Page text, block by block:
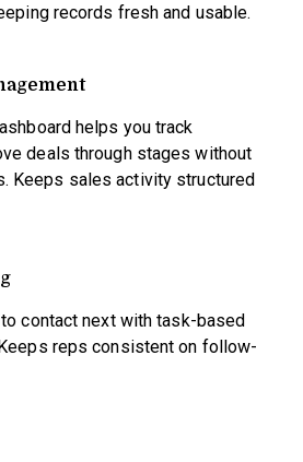
records fresh and usable.
helps you track
deals through stages without
Keeps sales activity structured
contact next with task-based
reps consistent on follow-